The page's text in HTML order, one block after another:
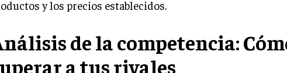
y los precios establecidos.
de la competencia:
a tus rivales